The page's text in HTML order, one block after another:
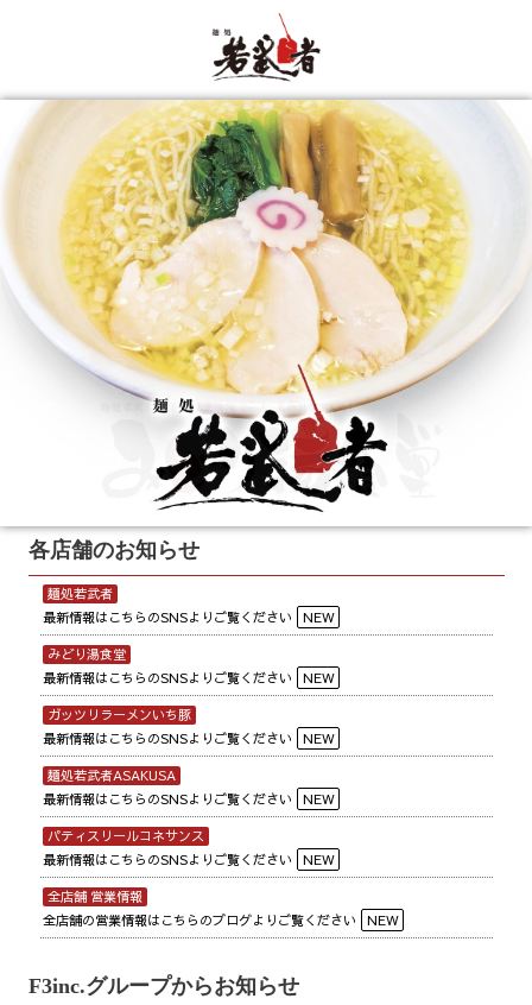
各店舗のお知らせ
麺処若武者
最新情報はこちらのSNSよりご覧ください
NEW
みどり湯食堂
最新情報はこちらのSNSよりご覧ください
NEW
ガッツリラーメンいち豚
最新情報はこちらのSNSよりご覧ください
NEW
麺処若武者ASAKUSA
最新情報はこちらのSNSよりご覧ください
NEW
パティスリールコネサンス
最新情報はこちらのSNSよりご覧ください
NEW
全店舗 営業情報
全店舗の営業情報はこちらのブログよりご覧ください
NEW
F3inc.グループからお知らせ